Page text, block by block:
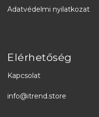
Adatvédelmi nyilatkozat
Elérhetőség
Kapcsolat
info@itrend.store